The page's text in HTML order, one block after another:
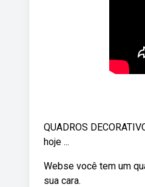
QUADROS
hoje ...
Webse você tem um
sua cara.